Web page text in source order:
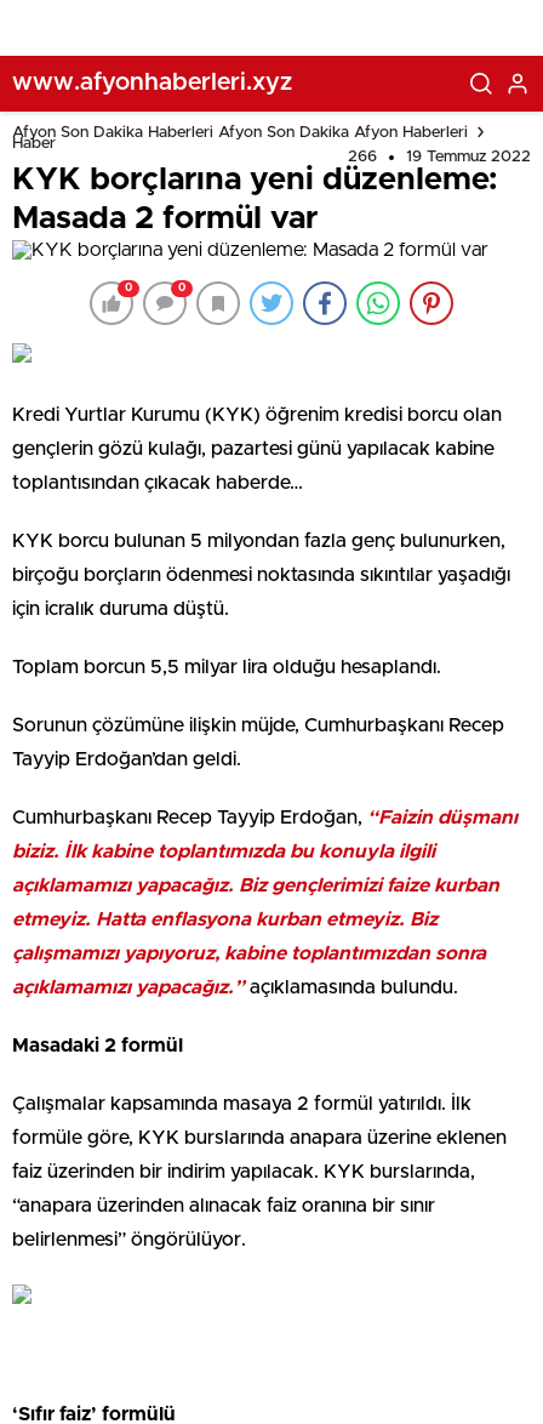
www.afyonhaberleri.xyz
Afyon Son Dakika Haberleri Afyon Son Dakika Afyon Haberleri
Haber
266
19 Temmuz 2022
KYK borçlarına yeni düzenleme:
Masada 2 formül var
0 0
Kredi Yurtlar Kurumu (KYK) öğrenim kredisi borcu olan
gençlerin gözü kulağı, pazartesi günü yapılacak kabine
toplantısından çıkacak haberde…
KYK borcu bulunan 5 milyondan fazla genç bulunurken,
birçoğu borçların ödenmesi noktasında sıkıntılar yaşadığı
için icralık duruma düştü.
Toplam borcun 5,5 milyar lira olduğu hesaplandı.
Sorunun çözümüne ilişkin müjde, Cumhurbaşkanı Recep
Tayyip Erdoğan’dan geldi.
Cumhurbaşkanı Recep Tayyip Erdoğan, “Faizin düşmanı
biziz. İlk kabine toplantımızda bu konuyla ilgili
açıklamamızı yapacağız. Biz gençlerimizi faize kurban
etmeyiz. Hatta enflasyona kurban etmeyiz. Biz
çalışmamızı yapıyoruz, kabine toplantımızdan sonra
açıklamamızı yapacağız.”açıklamasında bulundu.
Masadaki 2 formül
Çalışmalar kapsamında masaya 2 formül yatırıldı. İlk
formüle göre, KYK burslarında anapara üzerine eklenen
faiz üzerinden bir indirim yapılacak. KYK burslarında,
“anapara üzerinden alınacak faiz oranına bir sınır
belirlenmesi” öngörülüyor.
‘Sıfır faiz’ formülü